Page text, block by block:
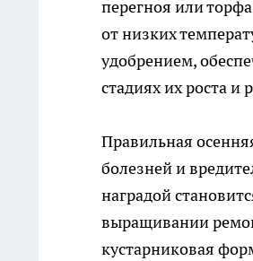
перегноя или
от низких
удобрением,
стадиях их роста и
Правильная
болезней и
наградой
выращивании
кустарниковая